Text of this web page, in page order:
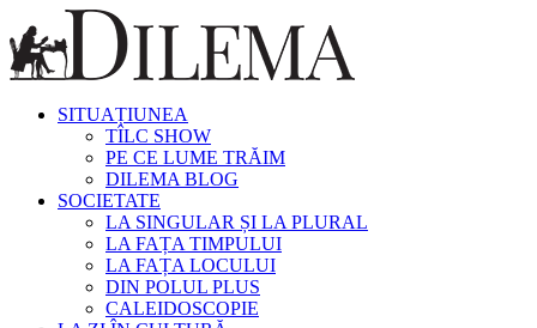
SITUAȚIUNEA
TÎLC SHOW
PE CE LUME TRĂIM
DILEMA BLOG
SOCIETATE
LA SINGULAR ȘI LA PLURAL
LA FAȚA TIMPULUI
LA FAȚA LOCULUI
DIN POLUL PLUS
CALEIDOSCOPIE